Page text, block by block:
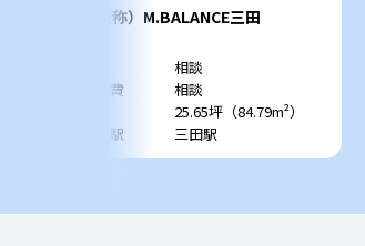
（仮称）M.BALANCE三田
相談
共益費
相談
25.65坪（84.79m²）
最寄駅
三田駅